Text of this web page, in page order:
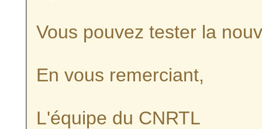
Vous pouvez tester la
En vous remerciant,
L'équipe du CNRTL